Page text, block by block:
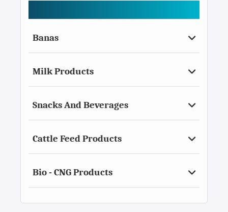
Banas
Milk Products
Snacks And Beverages
Cattle Feed Products
Bio - CNG Products